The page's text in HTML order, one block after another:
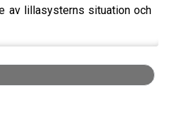
av lillasysterns situation och